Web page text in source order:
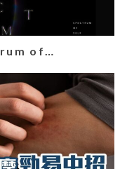
of…